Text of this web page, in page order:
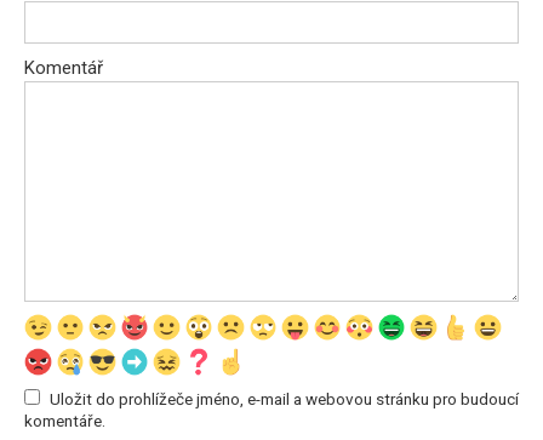
Komentář
Uložit do prohlížeče jméno, e-mail a webovou stránku pro budoucí
komentáře.